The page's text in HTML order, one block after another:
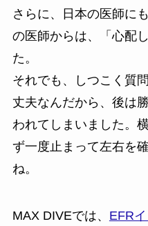
さらに、日本の医師に
の医師からは、「心配
た。
それでも、しつこく質
丈夫なんだから、後は
われてしまいました。
ず一度止まって左右を
ね。
MAX DIVEでは、 EFR